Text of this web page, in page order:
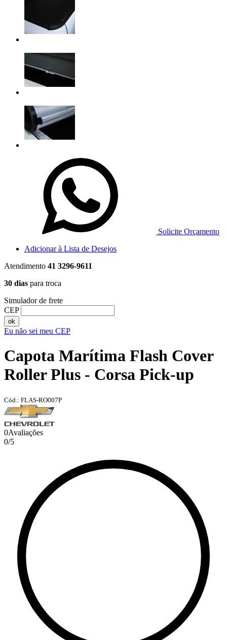
Solicite Orçamento
Adicionar à Lista de Desejos
Atendimento 41 3296-9611
30 dias para troca
Simulador de frete
CEP
ok
Eu não sei meu CEP
Capota Marítima Flash Cover
Roller Plus - Corsa Pick-up
Cód.: FLAS-RO007P
0Avaliações
0/5